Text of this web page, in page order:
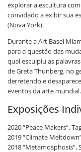
explorar a escultura
convidado a exibir sua
(Nova York).
Durante a Art Basel
para a questão das
qual esculpiu as
de Greta Thunberg, no
derretendo e
eventos da arte mundial.
Exposições
2020 “Peace Makers”,
2019 “Climate
2018 “Metamosphosis”,